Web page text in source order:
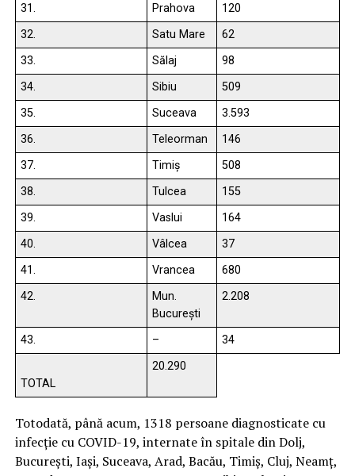
31.
Prahova
120
32.
Satu Mare
62
33.
Sălaj
98
34.
Sibiu
509
35.
Suceava
3.593
36.
Teleorman
146
37.
Timiș
508
38.
Tulcea
155
39.
Vaslui
164
40.
Vâlcea
37
41.
Vrancea
680
42.
Mun.
București
2.208
43. – 34
TOTAL
20.290
Totodată, până acum, 1318 persoane diagnosticate cu
infecție cu COVID-19, internate în spitale din Dolj,
București, Iași, Suceava, Arad, Bacău, Timiș, Cluj, Neamț,